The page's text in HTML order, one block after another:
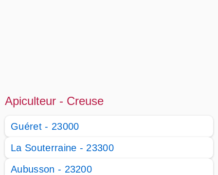
Apiculteur - Creuse
Guéret - 23000
La Souterraine - 23300
Aubusson - 23200